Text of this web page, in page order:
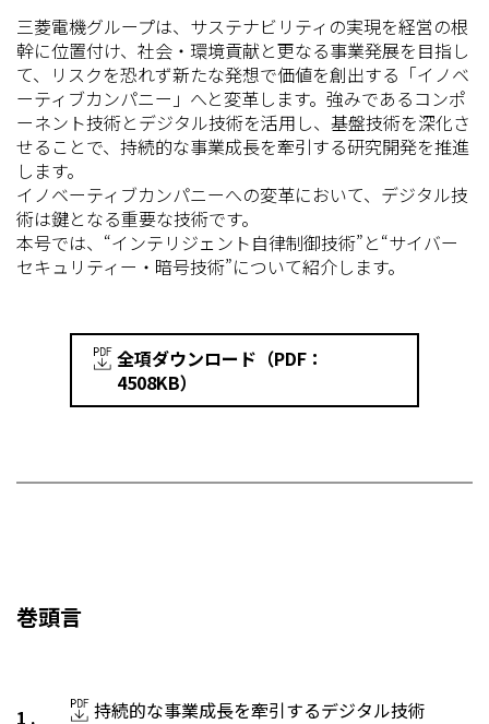
三菱電機グループは、サステナビリティの実現を経営の根
幹に位置付け、社会・環境貢献と更なる事業発展を目指し
て、リスクを恐れず新たな発想で価値を創出する「イノベ
ーティブカンパニー」へと変革します。強みであるコンポ
ーネント技術とデジタル技術を活用し、基盤技術を深化さ
せることで、持続的な事業成長を牽引する研究開発を推進
します。
イノベーティブカンパニーへの変革において、デジタル技
術は鍵となる重要な技術です。
本号では、“インテリジェント自律制御技術”と“サイバー
セキュリティー・暗号技術”について紹介します。
全項ダウンロード（PDF：
4508KB）
巻頭言
持続的な事業成長を牽引するデジタル技術